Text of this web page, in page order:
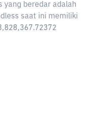
yang beredar adalah
saat ini memiliki